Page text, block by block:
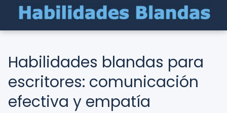
Habilidades blandas para
escritores: comunicación
efectiva y empatía